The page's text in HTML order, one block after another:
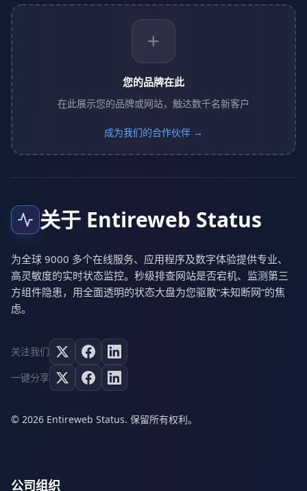
+
您的品牌在此
在此展示您的品牌或网站，触达数千名新客户
成为我们的合作伙伴 →
关于 Entireweb Status
为全球 9000 多个在线服务、应用程序及数字体验提供专业、
高灵敏度的实时状态监控。秒级排查网站是否宕机、监测第三
方组件隐患，用全面透明的状态大盘为您驱散“未知断网”的焦
虑。
关注我们
一键分享
© 2026 Entireweb Status. 保留所有权利。
公司组织